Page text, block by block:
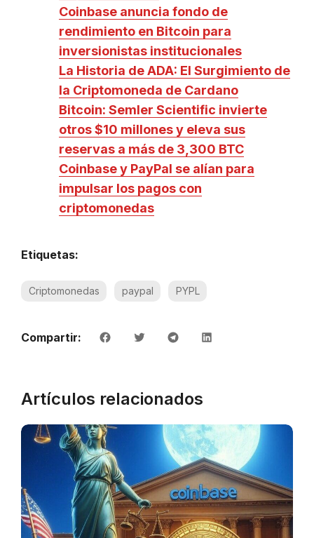
Coinbase anuncia fondo de
rendimiento en Bitcoin para
inversionistas institucionales
La Historia de ADA: El Surgimiento de
la Criptomoneda de Cardano
Bitcoin: Semler Scientific invierte
otros $10 millones y eleva sus
reservas a más de 3,300 BTC
Coinbase y PayPal se alían para
impulsar los pagos con
criptomonedas
Etiquetas:
Criptomonedas paypal PYPL
Compartir:
Artículos relacionados